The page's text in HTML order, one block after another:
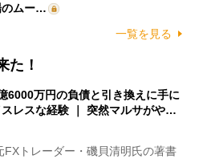
のムー…
一覧を見る
た！
6000万円の負債と引き換えに手に
スレスな経験 ｜ 突然マルサがや…
トレーダー・磯貝清明氏の著書